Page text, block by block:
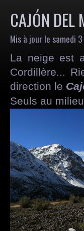
CAJÓN DEL
Mis à jour le samedi
La neige est
Cordillère...
direction le
Seuls au